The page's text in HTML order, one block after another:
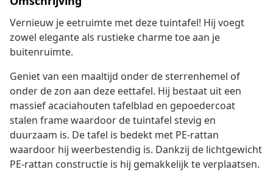
Vernieuw je eetruimte met deze tuintafel! Hij voegt
zowel elegante als rustieke charme toe aan je
buitenruimte.
Geniet van een maaltijd onder de sterrenhemel of
onder de zon aan deze eettafel. Hij bestaat uit een
massief acaciahouten tafelblad en gepoedercoat
stalen frame waardoor de tuintafel stevig en
duurzaam is. De tafel is bedekt met PE-rattan
waardoor hij weerbestendig is. Dankzij de lichtgewicht
PE-rattan constructie is hij gemakkelijk te verplaatsen.